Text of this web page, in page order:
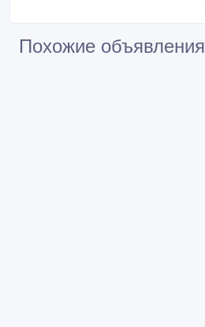
Похожие объявления